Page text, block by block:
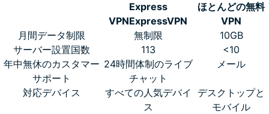
Express
VPNExpressVPN
ほとんどの無料
VPN
月間データ制限
無制限
10GB
サーバー設置国数
113
<10
年中無休のカスタマー
サポート
24時間体制のライブ
チャット
メール
対応デバイス
すべての人気デバイ
ス
デスクトップと
モバイル